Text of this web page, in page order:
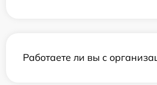
Работаете ли вы с